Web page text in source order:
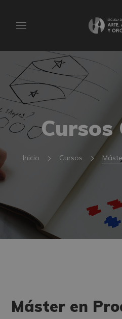
Cursos
Inicio Cursos
Máster en